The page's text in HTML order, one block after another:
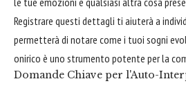
Registrare questi dettagli ti aiuterà a
permetterà di notare come i tuoi sogni
onirico è uno strumento potente per la
Domande Chiave per l'Auto-